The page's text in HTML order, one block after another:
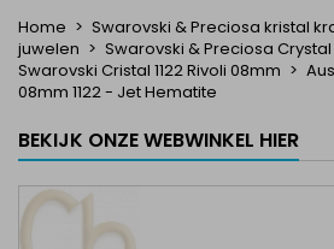
Home
Swarovski & Preciosa kristal
juwelen
Swarovski & Preciosa
Swarovski Cristal 1122 Rivoli 08mm
08mm 1122 - Jet Hematite
BEKIJK ONZE WEBWINKEL HIER